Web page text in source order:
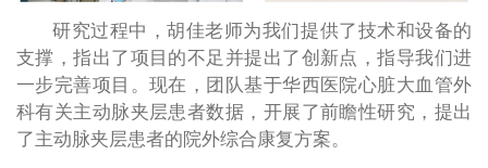
研究过程中，胡佳老师为我们提供了技术和设备的
支撑，指出了项目的不足并提出了创新点，指导我们进
一步完善项目。现在，团队基于华西医院心脏大血管外
科有关主动脉夹层患者数据，开展了前瞻性研究，提出
了主动脉夹层患者的院外综合康复方案。